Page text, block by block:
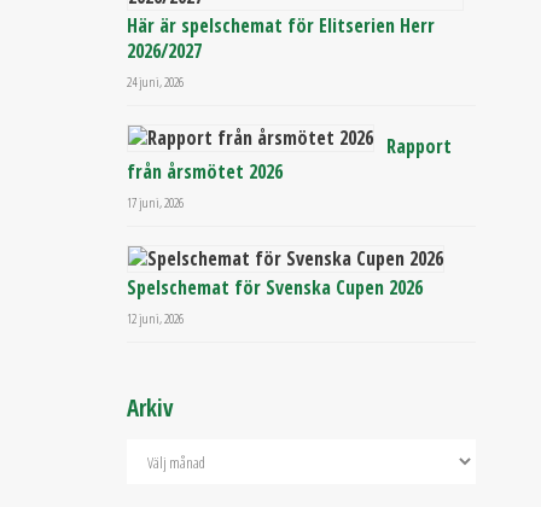
Här är spelschemat för Elitserien Herr
2026/2027
24 juni, 2026
Rapport
från årsmötet 2026
17 juni, 2026
Spelschemat för Svenska Cupen 2026
12 juni, 2026
Arkiv